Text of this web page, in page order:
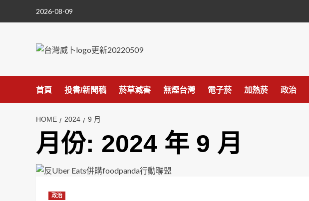
2026-08-09
首頁 投書/新聞稿 菸草減害 無煙台灣 電子菸 加熱菸 政治
HOME 2024 9 月
月份: 2024 年 9 月
政治